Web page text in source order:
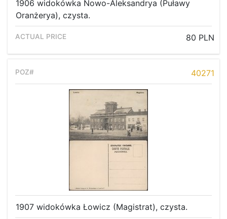
1906 widokówka Nowo-Aleksandrya (Puławy
Oranżerya), czysta.
80 PLN
40271
1907 widokówka Łowicz (Magistrat), czysta.